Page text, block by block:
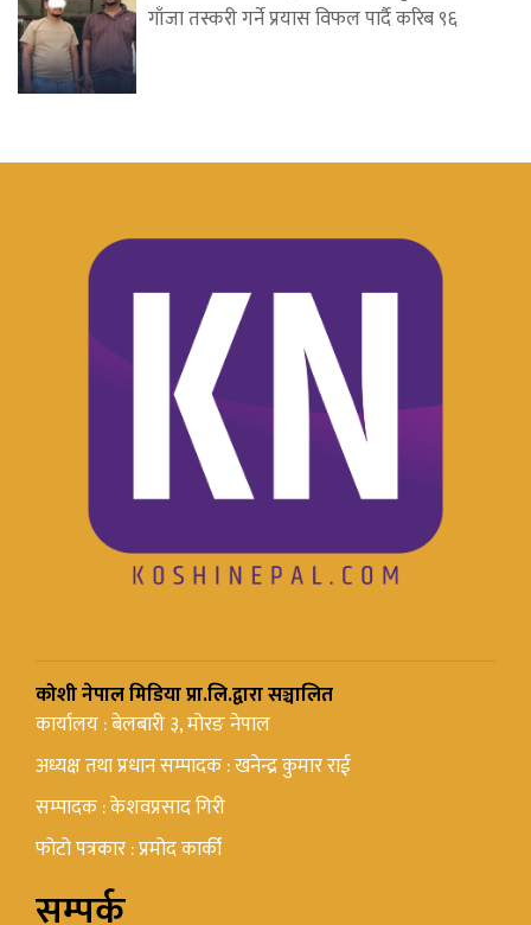
गाँजा तस्करी गर्ने प्रयास विफल पार्दै करिब ९६
कोशी नेपाल मिडिया प्रा.लि.द्वारा सञ्चालित
कार्यालय : बेलबारी ३, मोरङ नेपाल
अध्यक्ष तथा प्रधान सम्पादक : खनेन्द्र कुमार राई
सम्पादक : केशवप्रसाद गिरी
फोटो पत्रकार : प्रमोद कार्की
सम्पर्क